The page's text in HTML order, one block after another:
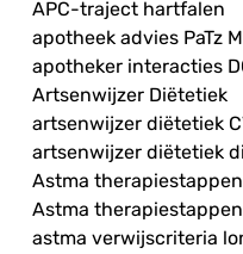
APC-traject hartfalen
apotheek advies PaTz
apotheker interacties
Artsenwijzer Diëtetiek
artsenwijzer diëtetiek
artsenwijzer diëtetiek
Astma
Astma
astma verwijscriteria